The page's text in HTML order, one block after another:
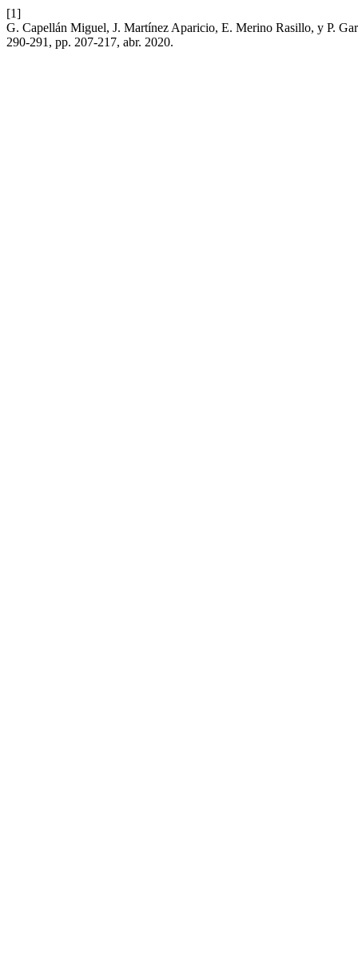
[1]
G. Capellán Miguel, J. Martínez Aparicio, E. Merino Rasillo, y P.
290-291, pp. 207-217, abr. 2020.